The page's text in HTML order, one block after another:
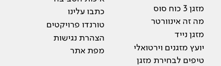
מזגן 3 כוח סוס
מה זה אינוורטר
מזגן נייד
יועץ מזגנים וירטואלי
טיפים לבחירת מזגן
כתבו עלינו
טורנדו פרויקטים
הצהרת נגישות
מפת אתר